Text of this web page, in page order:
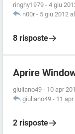
ringhy1979 - 4 giu
n00r - 5 giu 2012
8 risposte
Aprire
giuliano49 - 10 apr
giuliano49 - 11
2 risposte